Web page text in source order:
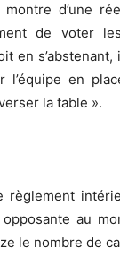
d’une
de voter
en
en
la table ».
règlement
au
le nombre de